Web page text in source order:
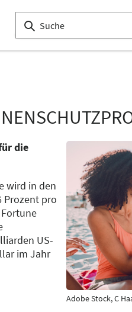
die
wird in den
Prozent pro
US-
im Jahr
Adobe Stock, C